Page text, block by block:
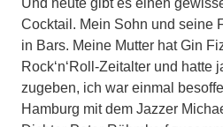
Und heute gibt es einen
Cocktail. Mein Sohn und seine
in Bars. Meine Mutter hat Gin
Rock‘n‘Roll-Zeitalter und hatte
zugeben, ich war einmal
Hamburg mit dem Jazzer